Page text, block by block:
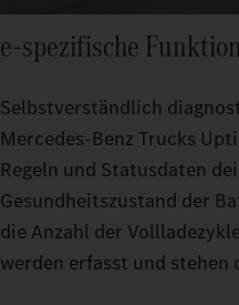
e‑spezifische
Selbstverständlich
Mercedes‑Benz Trucks
Regeln und Statusdaten
Gesundheitszustand der
die Anzahl der
werden erfasst und